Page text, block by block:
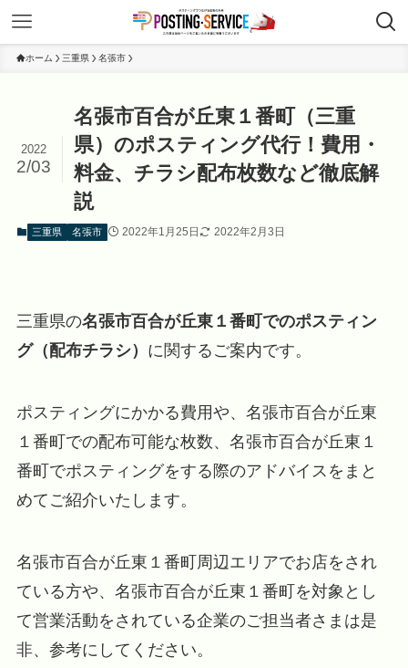
ホーム 三重県 名張市
名張市百合が丘東１番町（三重
県）のポスティング代行！費用・
料金、チラシ配布枚数など徹底解
説
2022
2/03
三重県 名張市 2022年1月25日 2022年2月3日
三重県の名張市百合が丘東１番町でのポスティン
グ（配布チラシ） に関するご案内です。
ポスティングにかかる費用や、名張市百合が丘東
１番町での配布可能な枚数、名張市百合が丘東１
番町でポスティングをする際のアドバイスをまと
めてご紹介いたします。
名張市百合が丘東１番町周辺エリアでお店をされ
ている方や、名張市百合が丘東１番町を対象とし
て営業活動をされている企業のご担当者さまは是
非、参考にしてください。